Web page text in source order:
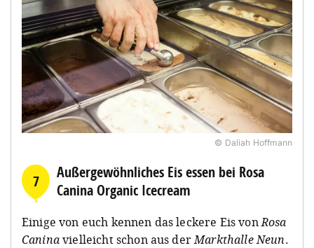
© Daliah Hoffmann
7
Außergewöhnliches Eis essen bei Rosa
Canina Organic Icecream
Einige von euch kennen das leckere Eis vonRosa
Caninavielleicht schon aus derMarkthalle Neun.